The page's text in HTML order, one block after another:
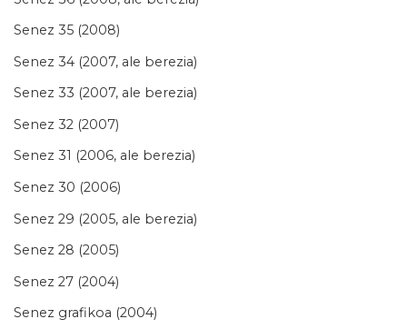
Senez 35 (2008)
Senez 34 (2007, ale berezia)
Senez 33 (2007, ale berezia)
Senez 32 (2007)
Senez 31 (2006, ale berezia)
Senez 30 (2006)
Senez 29 (2005, ale berezia)
Senez 28 (2005)
Senez 27 (2004)
Senez grafikoa (2004)